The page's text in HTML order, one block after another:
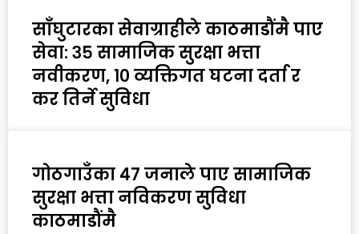
साँघुटारका सेवाग्राहीले काठमाडौंमै पाए
सेवा: ३५ सामाजिक सुरक्षा भत्ता
नवीकरण, १० व्यक्तिगत घटना दर्ता र
कर तिर्ने सुविधा
गोठगाउँका ४७ जनाले पाए सामाजिक
सुरक्षा भत्ता नविकरण सुविधा
काठमाडौंमै